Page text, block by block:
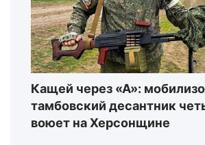
Кащей через «А»:
тамбовский десантник
воюет на Херсонщине